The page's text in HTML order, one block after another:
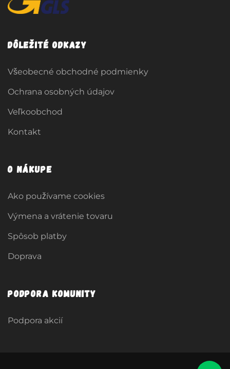
Dôležité odkazy
Všeobecné obchodné podmienky
Ochrana osobných údajov
Veľkoobchod
Kontakt
O nákupe
Ako používame cookies
Výmena a vrátenie tovaru
Spôsob platby
Doprava
Podpora komunity
Podpora akcií